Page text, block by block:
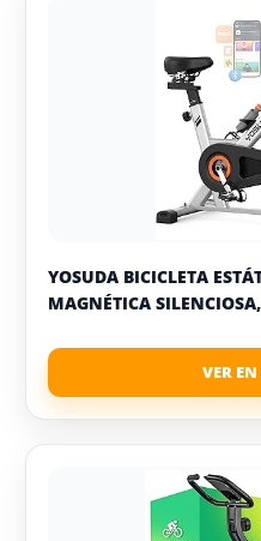
YOSUDA BICICLETA
MAGNÉTICA